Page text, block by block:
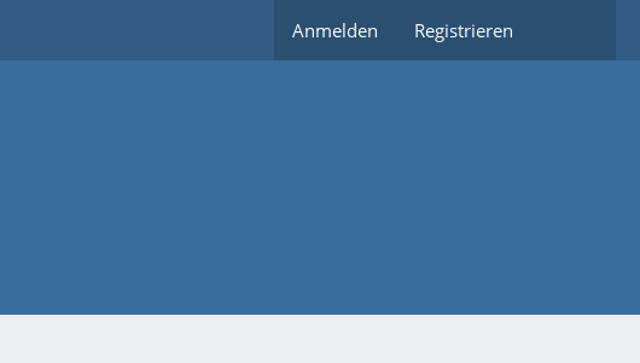
Anmelden Registrieren